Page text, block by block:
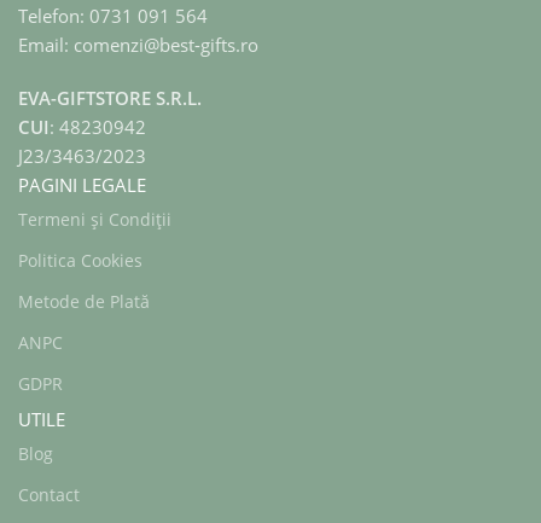
Telefon: 0731 091 564
Email: comenzi@best-gifts.ro
EVA-GIFTSTORE S.R.L.
CUI: 48230942
J23/3463/2023
PAGINI LEGALE
Termeni și Condiții
Politica Cookies
Metode de Plată
ANPC
GDPR
UTILE
Blog
Contact